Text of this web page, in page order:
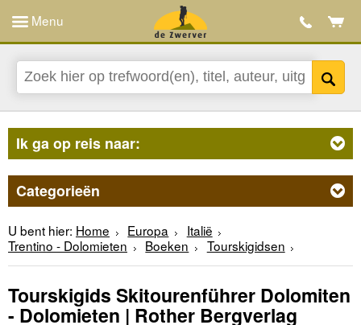
Menu
Ik ga op reis naar:
Categorieën
U bent hier: Home Europa
Italië
Trentino - Dolomieten
Boeken Tourskigidsen
Tourskigids Skitourenführer Dolomiten
- Dolomieten | Rother Bergverlag